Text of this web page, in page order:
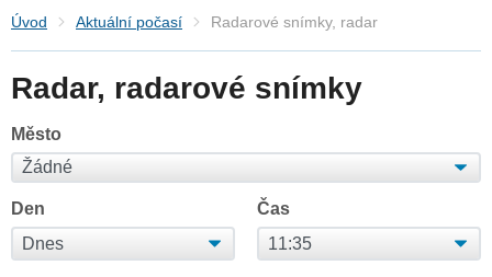
Úvod Aktuální počasí Radarové snímky, radar
Radar, radarové snímky
Město
Den Čas